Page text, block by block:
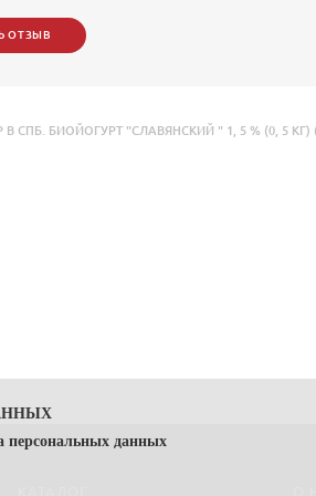
ОТЗЫВ
СПБ. БИОЙОГУРТ "СЛАВЯНСКИЙ " 1 5 % (0 5
персональных данных